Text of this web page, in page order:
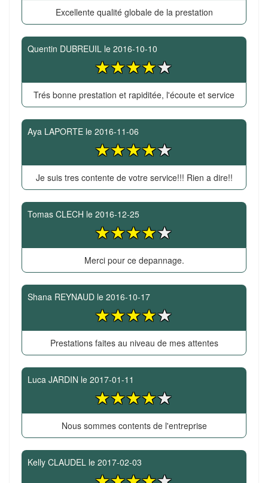
Excellente qualité globale de la prestation
Quentin DUBREUIL le 2016-10-10
Trés bonne prestation et rapiditée, l'écoute et service
Aya LAPORTE le 2016-11-06
Je suis tres contente de votre service!!! Rien a dire!!
Tomas CLECH le 2016-12-25
Merci pour ce depannage.
Shana REYNAUD le 2016-10-17
Prestations faites au niveau de mes attentes
Luca JARDIN le 2017-01-11
Nous sommes contents de l'entreprise
Kelly CLAUDEL le 2017-02-03